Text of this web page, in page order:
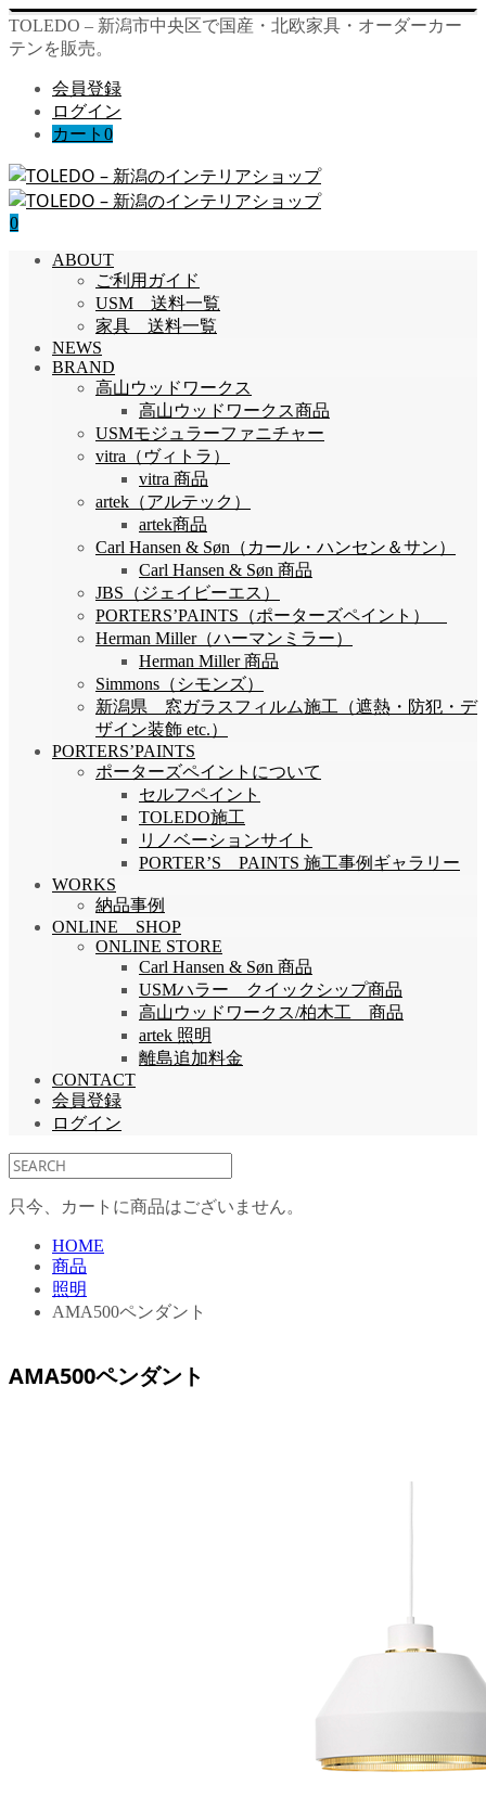
TOLEDO – 新潟市中央区で国産・北欧家具・オーダーカー
テンを販売。
会員登録
ログイン
カート 0
0
ABOUT
ご利用ガイド
USM 送料一覧
家具 送料一覧
NEWS
BRAND
高山ウッドワークス
高山ウッドワークス商品
USMモジュラーファニチャー
vitra（ヴィトラ）
vitra 商品
artek（アルテック）
artek商品
Carl Hansen & Søn（カール・ハンセン＆サン）
Carl Hansen & Søn 商品
JBS（ジェイビーエス）
PORTERS’PAINTS（ポーターズペイント）
Herman Miller（ハーマンミラー）
Herman Miller 商品
Simmons（シモンズ）
新潟県 窓ガラスフィルム施工（遮熱・防犯・デ
ザイン装飾 etc.）
PORTERS’PAINTS
ポーターズペイントについて
セルフペイント
TOLEDO施工
リノベーションサイト
PORTER’S PAINTS 施工事例ギャラリー
WORKS
納品事例
ONLINE SHOP
ONLINE STORE
Carl Hansen & Søn 商品
USMハラー クイックシップ商品
高山ウッドワークス/柏木工 商品
artek 照明
離島追加料金
CONTACT
会員登録
ログイン
只今、カートに商品はございません。
HOME
商品
照明
AMA500ペンダント
AMA500ペンダント